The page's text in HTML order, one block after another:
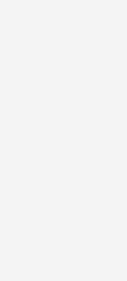
Tải APP Bệnh viện An Việt
Bạn
Đăng kí ngay để được các